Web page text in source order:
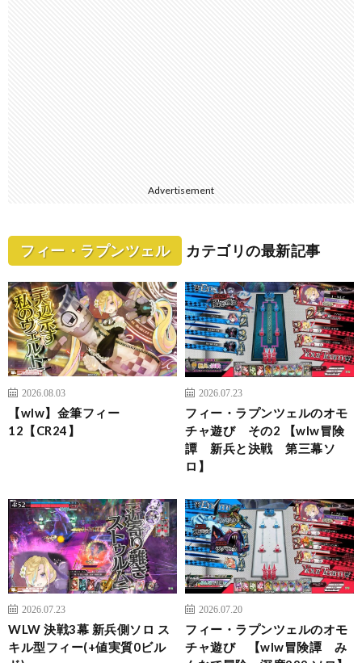
Advertisement
フィー・ラプンツェル カテゴリの最新記事
2026.08.03
【wlw】金筆フィー
12【CR24】
2026.07.23
フィー・ラプンツェルのオモ
チャ遊び その2 【wlw冒険
譚 新兵と決戦 第三幕ソ
ロ】
2026.07.23
WLW 決戦3幕 新兵側ソロ ス
キル型フィー(+値実質0ビル
2026.07.20
フィー・ラプンツェルのオモ
チャ遊び 【wlw冒険譚 み